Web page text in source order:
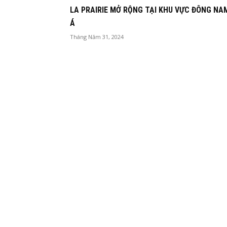
LA PRAIRIE MỞ RỘNG TẠI KHU VỰC ĐÔNG
Á
Tháng Năm 31, 2024